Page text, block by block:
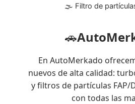
🌫 Filtro de
🚗
En AutoMerkado
nuevos de alta calidad:
y filtros de partículas FAP/
con todas las